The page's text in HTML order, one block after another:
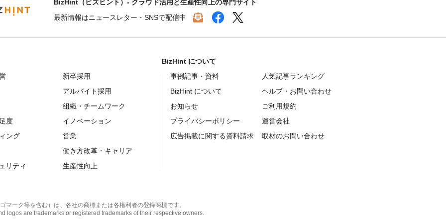
BizHint（ビズヒント）- クラウド活用と生産性向上の専門サイト
最新情報はニュースレター・SNSで配信中
新卒採用
アルバイト採用
組織・チームワーク
度
イノベーション
ング
営業
働き方改革・キャリア
リティ
生産性向上
BizHint について
事例記事・資料
人気記事ランキング
BizHint について
ヘルプ・お問い合わせ
お知らせ
ご利用規約
プライバシーポリシー
運営会社
広告掲載に関する資料請求
取材のお問い合わせ
ーク等を含む）は、各社の商標または各権利者の登録商標です。
logos are trademarks or registered trademarks of their respective owners.